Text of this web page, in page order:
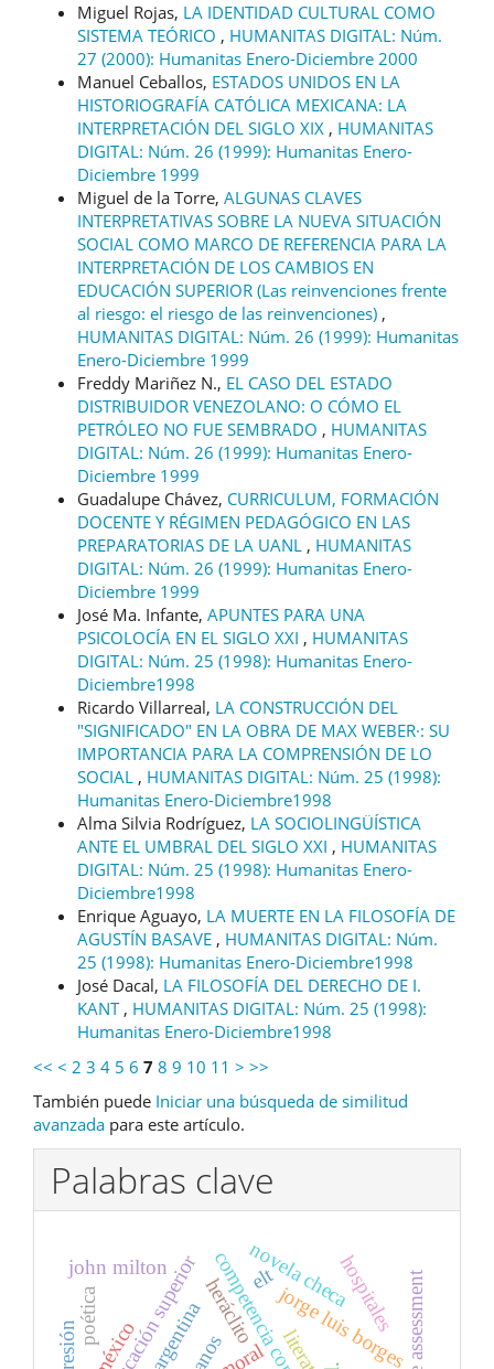
Miguel Rojas, LA IDENTIDAD CULTURAL COMO
SISTEMA TEÓRICO , HUMANITAS DIGITAL: Núm.
27 (2000): Humanitas Enero-Diciembre 2000
Manuel Ceballos, ESTADOS UNIDOS EN LA
HISTORIOGRAFÍA CATÓLICA MEXICANA: LA
INTERPRETACIÓN DEL SIGLO XIX , HUMANITAS
DIGITAL: Núm. 26 (1999): Humanitas Enero-
Diciembre 1999
Miguel de la Torre, ALGUNAS CLAVES
INTERPRETATIVAS SOBRE LA NUEVA SITUACIÓN
SOCIAL COMO MARCO DE REFERENCIA PARA LA
INTERPRETACIÓN DE LOS CAMBIOS EN
EDUCACIÓN SUPERIOR (Las reinvenciones frente
al riesgo: el riesgo de las reinvenciones) ,
HUMANITAS DIGITAL: Núm. 26 (1999): Humanitas
Enero-Diciembre 1999
Freddy Mariñez N., EL CASO DEL ESTADO
DISTRIBUIDOR VENEZOLANO: O CÓMO EL
PETRÓLEO NO FUE SEMBRADO , HUMANITAS
DIGITAL: Núm. 26 (1999): Humanitas Enero-
Diciembre 1999
Guadalupe Chávez, CURRICULUM, FORMACIÓN
DOCENTE Y RÉGIMEN PEDAGÓGICO EN LAS
PREPARATORIAS DE LA UANL , HUMANITAS
DIGITAL: Núm. 26 (1999): Humanitas Enero-
Diciembre 1999
José Ma. Infante, APUNTES PARA UNA
PSICOLOCÍA EN EL SIGLO XXI , HUMANITAS
DIGITAL: Núm. 25 (1998): Humanitas Enero-
Diciembre1998
Ricardo Villarreal, LA CONSTRUCCIÓN DEL
"SIGNIFICADO" EN LA OBRA DE MAX WEBER·: SU
IMPORTANCIA PARA LA COMPRENSIÓN DE LO
SOCIAL , HUMANITAS DIGITAL: Núm. 25 (1998):
Humanitas Enero-Diciembre1998
Alma Silvia Rodríguez, LA SOCIOLINGÜÍSTICA
ANTE EL UMBRAL DEL SIGLO XXI , HUMANITAS
DIGITAL: Núm. 25 (1998): Humanitas Enero-
Diciembre1998
Enrique Aguayo, LA MUERTE EN LA FILOSOFÍA DE
AGUSTÍN BASAVE , HUMANITAS DIGITAL: Núm.
25 (1998): Humanitas Enero-Diciembre1998
José Dacal, LA FILOSOFÍA DEL DERECHO DE I.
KANT , HUMANITAS DIGITAL: Núm. 25 (1998):
Humanitas Enero-Diciembre1998
<< < 2 3 4 5 6 7 8 9 10 11 > >>
También puede Iniciar una búsqueda de similitud
avanzada para este artículo.
Palabras clave
educación superior jorge luis borges
heráclito
john milton
méxico
novela checa
elt hospitales
poética